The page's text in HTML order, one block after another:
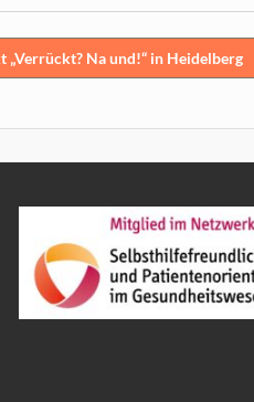
„Verrückt? Na und!“ in Heidelberg